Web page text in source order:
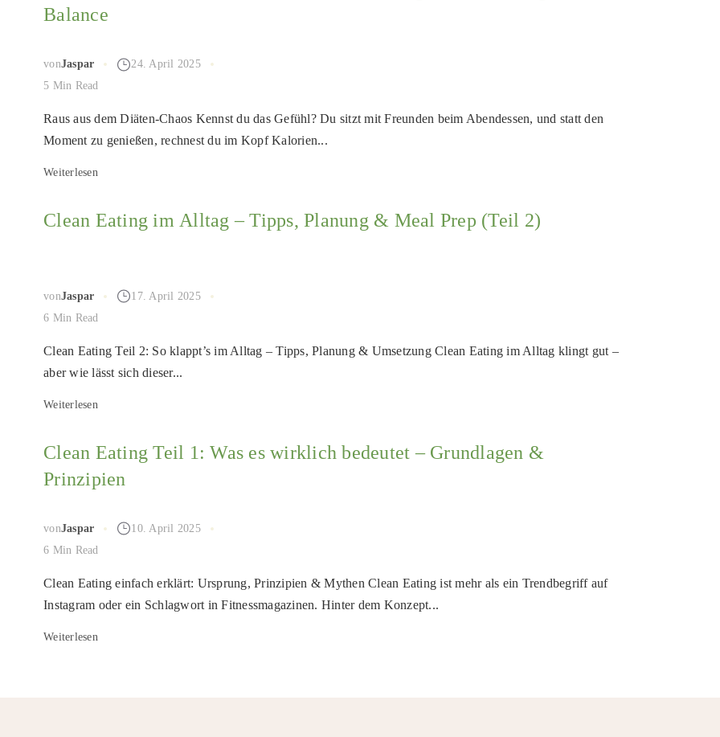
Balance
vonJaspar
24. April 2025
5 Min Read
Raus aus dem Diäten-Chaos Kennst du das Gefühl? Du sitzt mit Freunden beim Abendessen, und statt den
Moment zu genießen, rechnest du im Kopf Kalorien...
Weiterlesen
Clean Eating im Alltag – Tipps, Planung & Meal Prep (Teil 2)
vonJaspar
17. April 2025
6 Min Read
Clean Eating Teil 2: So klappt’s im Alltag – Tipps, Planung & Umsetzung Clean Eating im Alltag klingt gut –
aber wie lässt sich dieser...
Weiterlesen
Clean Eating Teil 1: Was es wirklich bedeutet – Grundlagen &
Prinzipien
vonJaspar
10. April 2025
6 Min Read
Clean Eating einfach erklärt: Ursprung, Prinzipien & Mythen Clean Eating ist mehr als ein Trendbegriff auf
Instagram oder ein Schlagwort in Fitnessmagazinen. Hinter dem Konzept...
Weiterlesen